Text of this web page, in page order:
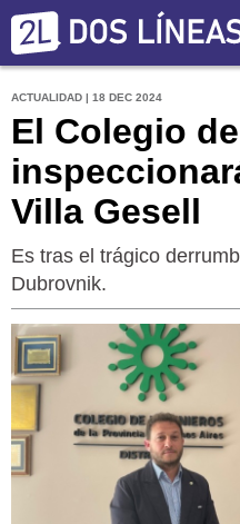
ACTUALIDAD | 18 DEC 2024
El Colegio
Villa Gesell
Es tras el trágico
Dubrovnik.